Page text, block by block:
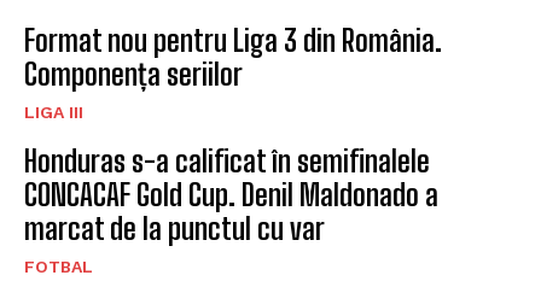
Format nou pentru Liga 3 din România.
Componența seriilor
LIGA III
Honduras s-a calificat în semifinalele
CONCACAF Gold Cup. Denil Maldonado a
marcat de la punctul cu var
FOTBAL